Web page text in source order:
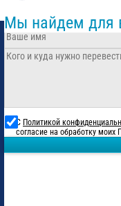
Мы найдем для
С Политикой
согласие на обработку моих